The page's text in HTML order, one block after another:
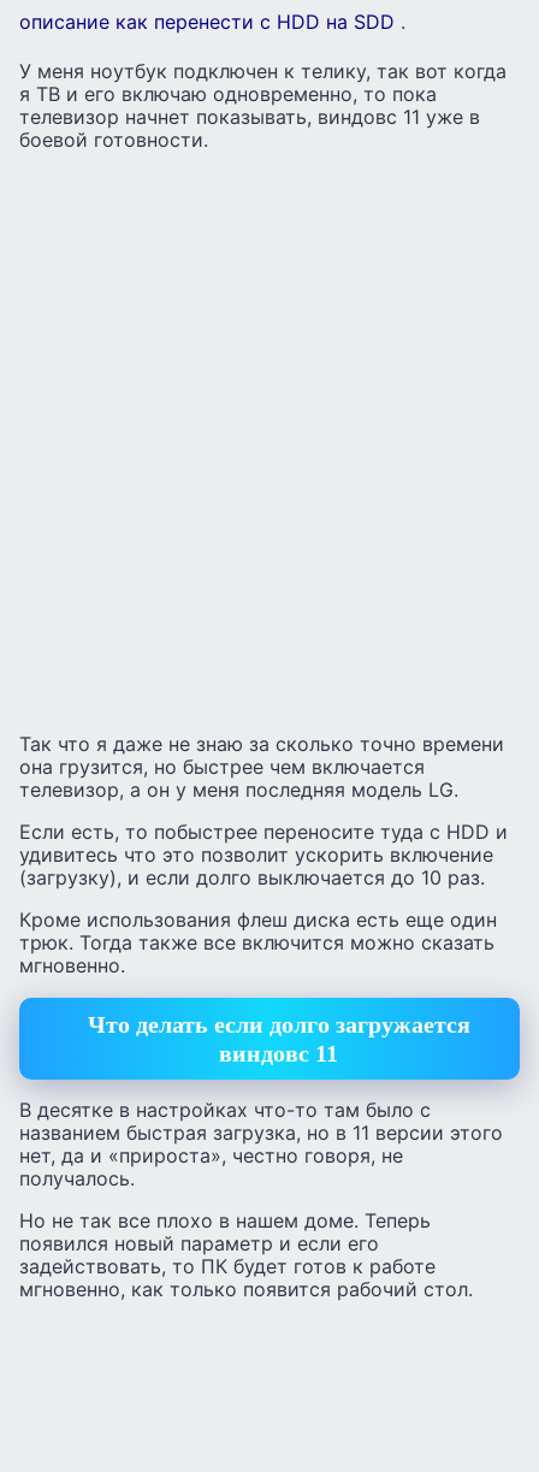
описание как перенести с HDD на SDD .
У меня ноутбук подключен к телику, так вот когда
я ТВ и его включаю одновременно, то пока
телевизор начнет показывать, виндовс 11 уже в
боевой готовности.
Так что я даже не знаю за сколько точно времени
она грузится, но быстрее чем включается
телевизор, а он у меня последняя модель LG.
Если есть, то побыстрее переносите туда с HDD и
удивитесь что это позволит ускорить включение
(загрузку), и если долго выключается до 10 раз.
Кроме использования флеш диска есть еще один
трюк. Тогда также все включится можно сказать
мгновенно.
Что делать если долго загружается
виндовс 11
В десятке в настройках что-то там было с
названием быстрая загрузка, но в 11 версии этого
нет, да и «прироста», честно говоря, не
получалось.
Но не так все плохо в нашем доме. Теперь
появился новый параметр и если его
задействовать, то ПК будет готов к работе
мгновенно, как только появится рабочий стол.